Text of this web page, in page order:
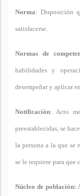
Norma: Disposición
satisfacerse.
Normas de
habilidades y
desempeñar y aplicar
Notificación: Acto
preestablecidas, se
la persona a la que se
se le requiere para que
Núcleo de población: